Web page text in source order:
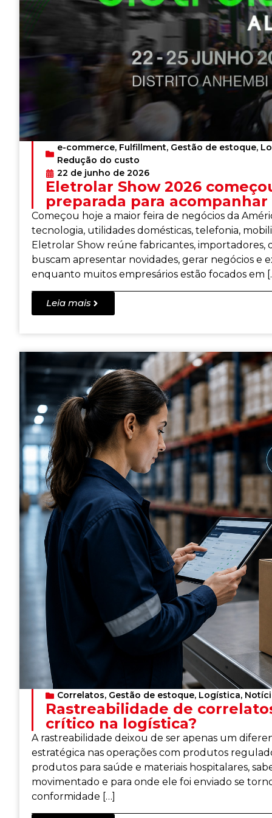
e-commerce, Fulfillment, Gestão de estoque,
Redução do custo
22 de junho de 2026
Eletrolar Show 2026
preparada para
Começou hoje a maior feira de negócios da
tecnologia, utilidades domésticas, telefonia,
Eletrolar Show reúne fabricantes, importadores,
buscam apresentar novidades, gerar negócios e
enquanto muitos empresários estão focados em
Leia mais
Correlatos, Gestão de estoque, Logística,
Rastreabilidade de
crítico na logística?
A rastreabilidade deixou de ser apenas um
estratégica nas operações com produtos
produtos para saúde e materiais hospitalares,
movimentado e para onde ele foi enviado se
conformidade […]